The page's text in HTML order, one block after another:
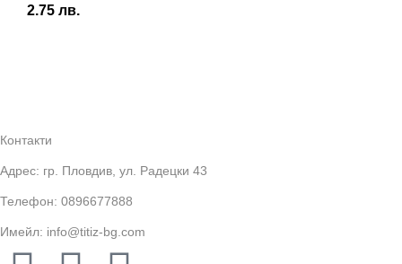
2.75 лв.
Контакти
Адрес: гр. Пловдив, ул. Радецки 43
Телефон: 0896677888
Имейл: info@titiz-bg.com